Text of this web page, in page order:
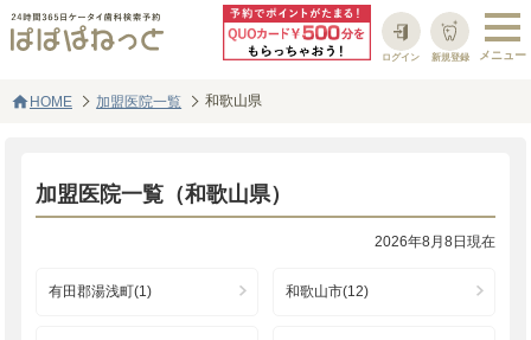
新規登録
ログイン
homeHOME 加盟医院一覧 和歌山県
加盟医院一覧（和歌山県）
2026年8月8日現在
有田郡湯浅町(1) 和歌山市(12)